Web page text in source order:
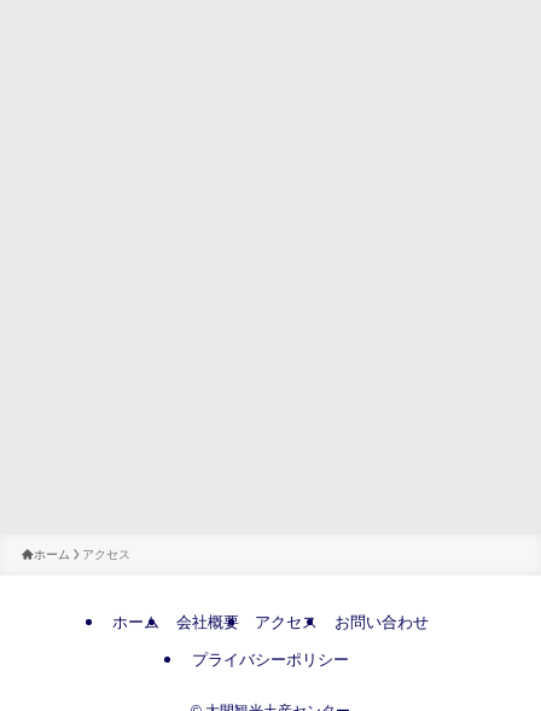
ホーム アクセス
ホーム 会社概要 アクセス お問い合わせ
プライバシーポリシー